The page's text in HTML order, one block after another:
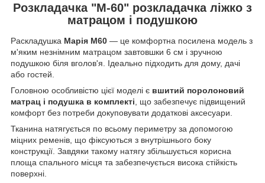
Розкладачка "М-60" розкладачка ліжко з
матрацом і подушкою
Раскладушка Марія М60 — це комфортна посилена модель з
м'яким незнімним матрацом завтовшки 6 см і зручною
подушкою біля вголов'я. Ідеально підходить для дому, дачі
або гостей.
Головною особливістю цієї моделі є вшитий поролоновий
матрац і подушка в комплекті, що забезпечує підвищений
комфорт без потреби докуповувати додаткові аксесуари.
Тканина натягується по всьому периметру за допомогою
міцних ременів, що фіксуються з внутрішнього боку
конструкції. Завдяки такому натягу збільшується корисна
площа спального місця та забезпечується висока стійкість
поверхні.